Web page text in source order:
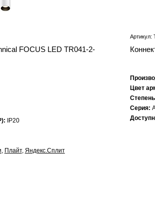
FOCUS LED TR041-2-
IP20
, Плайт, Яндекс.Сплит
Артикул:
Цвет
Серия: